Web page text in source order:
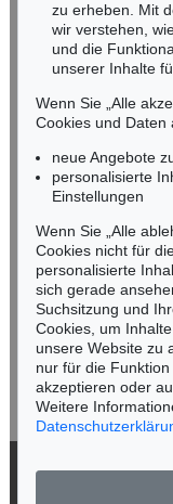
Mobil:
Keine
Wir
Jetzt
zu erheben. Mit
wir verstehen,
und die
unserer Inhalte
Wenn Sie „Alle
Cookies und Daten
neue Angebote
personalisierte
Einstellungen
Wenn Sie „Alle
Cookies nicht für
personalisierte
sich gerade
Suchsitzung und
Cookies, um
unsere Website zu
nur für die
akzeptieren oder
Weitere